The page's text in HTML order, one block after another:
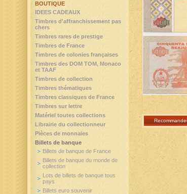
BOUTIQUE
IDEES CADEAUX
Timbres d'affranchissement pas
chers
Timbres rares de prestige
Timbres de France
Timbres de colonies françaises
Timbres des DOM TOM, Monaco
et TAAF
Timbres de collection
Timbres thématiques
Timbres classiques de France
Timbres sur lettre
Matériel toutes collections
Librairie du collectionneur
Pièces de monnaies
Billets de banque
Billets de banque de France
Billets de banque du monde de
collection
Lots de billets de banque tous
pays
Billets euro souvenir